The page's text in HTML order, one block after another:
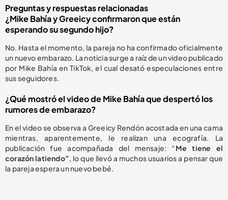
Preguntas y respuestas relacionadas
¿Mike Bahía y Greeicy confirmaron que están
esperando su segundo hijo?
No. Hasta el momento, la pareja no ha confirmado oficialmente
un nuevo embarazo. La noticia surge a raíz de un video publicado
por Mike Bahía en TikTok, el cual desató especulaciones entre
sus seguidores.
¿Qué mostró el video de Mike Bahía que despertó los
rumores de embarazo?
En el video se observa a Greeicy Rendón acostada en una cama
mientras, aparentemente, le realizan una ecografía. La
publicación fue acompañada del mensaje: “ Me tiene el
corazón latiendo”, lo que llevó a muchos usuarios a pensar que
la pareja espera un nuevo bebé.